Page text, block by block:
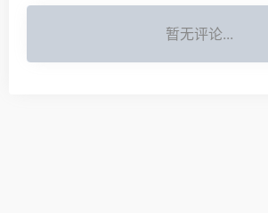
暂无评论...